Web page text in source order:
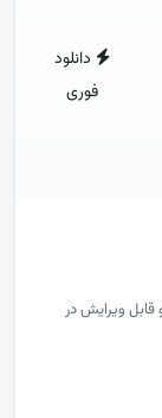
دانلود
فوری
ویرایش در